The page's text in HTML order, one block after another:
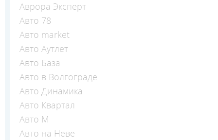
Аврора Эксперт
Авто 78
Авто market
Авто Аутлет
Авто База
Авто в Волгограде
Авто Динамика
Авто Квартал
Авто М
Авто на Неве